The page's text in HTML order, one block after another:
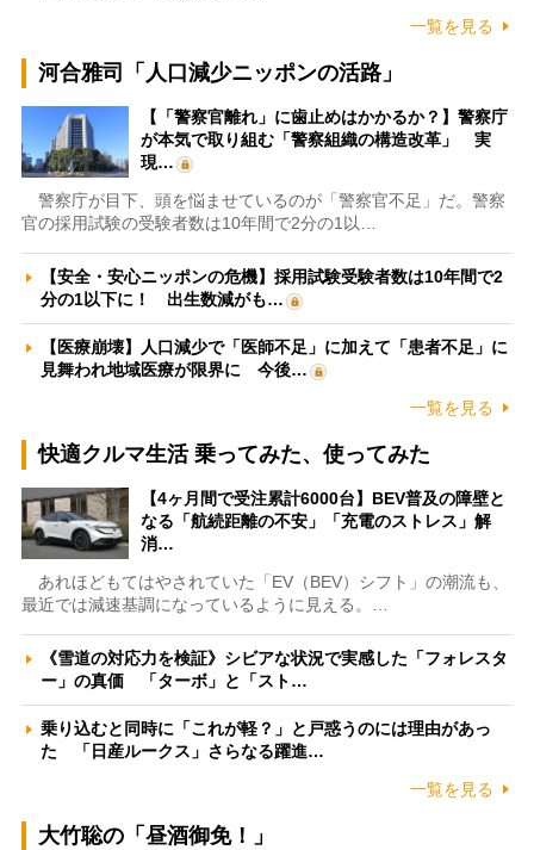
一覧を見る
河合雅司「人口減少ニッポンの活路」
【「警察官離れ」に歯止めはかかるか？】警察庁
が本気で取り組む「警察組織の構造改革」 実
現…
警察庁が目下、頭を悩ませているのが「警察官不足」だ。警察
官の採用試験の受験者数は10年間で2分の1以…
【安全・安心ニッポンの危機】採用試験受験者数は10年間で2
分の1以下に！ 出生数減がも…
【医療崩壊】人口減少で「医師不足」に加えて「患者不足」に
見舞われ地域医療が限界に 今後…
一覧を見る
快適クルマ生活 乗ってみた、使ってみた
【4ヶ月間で受注累計6000台】BEV普及の障壁と
なる「航続距離の不安」「充電のストレス」解
消…
あれほどもてはやされていた「EV（BEV）シフト」の潮流も、
最近では減速基調になっているように見える。…
《雪道の対応力を検証》シビアな状況で実感した「フォレスタ
ー」の真価 「ターボ」と「スト…
乗り込むと同時に「これが軽？」と戸惑うのには理由があっ
た 「日産ルークス」さらなる躍進…
一覧を見る
大竹聡の「昼酒御免！」